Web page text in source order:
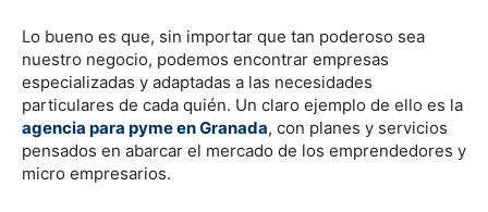
Lo bueno es que, sin importar que tan poderoso sea
nuestro negocio, podemos encontrar empresas
especializadas y adaptadas a las necesidades
particulares de cada quién. Un claro ejemplo de ello es la
agencia para pyme en Granada, con planes y servicios
pensados en abarcar el mercado de los emprendedores y
micro empresarios.